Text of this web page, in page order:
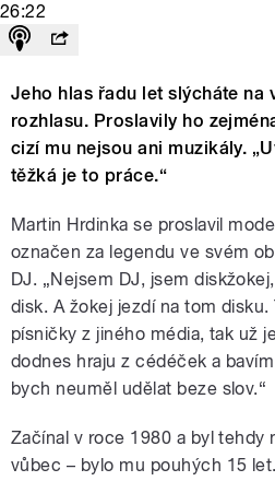
26:22
Jeho hlas řadu let slýcháte na
rozhlasu. Proslavily ho
cizí mu nejsou ani muzikály.
těžká je to práce.“
Martin Hrdinka se proslavil
označen za legendu ve svém
DJ. „Nejsem DJ, jsem
disk. A žokej jezdí na tom
písničky z jiného média, tak už
dodnes hraju z cédéček a
bych neuměl udělat beze slov.“
Začínal v roce 1980 a byl tehdy
vůbec – bylo mu pouhých 15